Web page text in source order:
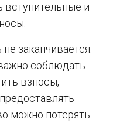
вступительные и
заканчивается.
соблюдать
взносы,
можно потерять.